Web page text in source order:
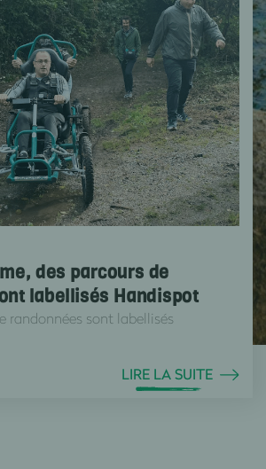
des parcours de
labellisés Handispot
randonnées sont labellisés
LIRE LA SUITE